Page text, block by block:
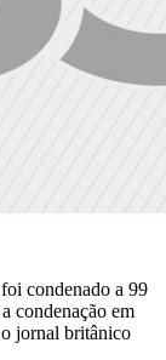
condenado a 99
condenação em
o jornal britânico